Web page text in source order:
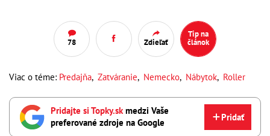
78 Zdieľať
Tip na
článok
Viac o téme: Predajňa, Zatváranie, Nemecko, Nábytok, Roller
Pridajte si Topky.skmedzi Vaše
preferované zdroje na Google
Pridať